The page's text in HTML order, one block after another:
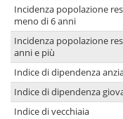
Incidenza popolazione
meno di 6 anni
Incidenza popolazione
anni e più
Indice di dipendenza
Indice di dipendenza
Indice di vecchiaia